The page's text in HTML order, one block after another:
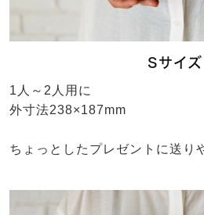
Sサイズ
1人～2人用に
外寸法238×187mm
ちょっとしたプレゼントに送り